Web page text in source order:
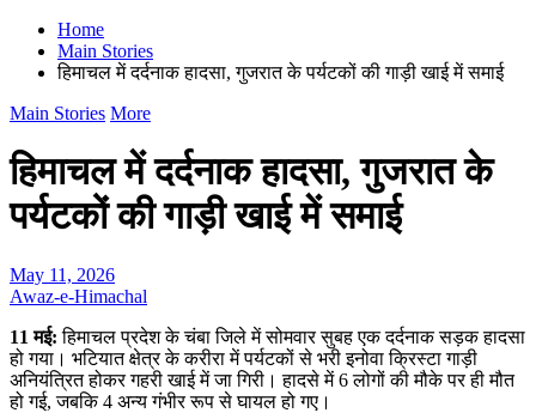
Home
Main Stories
हिमाचल में दर्दनाक हादसा, गुजरात के पर्यटकों की गाड़ी खाई में समाई
Main Stories More
हिमाचल में दर्दनाक हादसा, गुजरात के
पर्यटकों की गाड़ी खाई में समाई
May 11, 2026
Awaz-e-Himachal
11 मई:हिमाचल प्रदेश के चंबा जिले में सोमवार सुबह एक दर्दनाक सड़क हादसा
हो गया। भटियात क्षेत्र के करीरा में पर्यटकों से भरी इनोवा क्रिस्टा गाड़ी
अनियंत्रित होकर गहरी खाई में जा गिरी। हादसे में 6 लोगों की मौके पर ही मौत
हो गई, जबकि 4 अन्य गंभीर रूप से घायल हो गए।